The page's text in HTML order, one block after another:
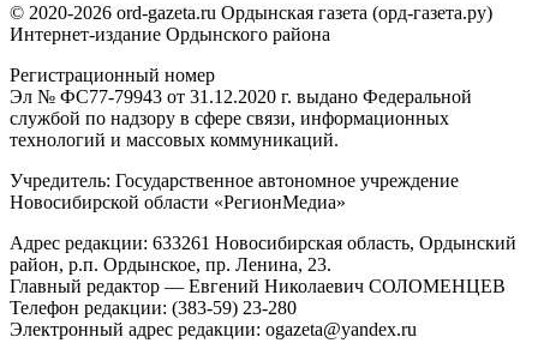
© 2020-2026 ord-gazeta.ru Ордынская газета (орд-газета.ру)
Интернет-издание Ордынского района
Регистрационный номер
Эл № ФС77-79943 от 31.12.2020 г. выдано Федеральной
службой по надзору в сфере связи, информационных
технологий и массовых коммуникаций.
Учредитель: Государственное автономное учреждение
Новосибирской области «РегионМедиа»
Адрес редакции: 633261 Новосибирская область, Ордынский
район, р.п. Ордынское, пр. Ленина, 23.
Главный редактор — Евгений Николаевич СОЛОМЕНЦЕВ
Телефон редакции: (383-59) 23-280
Электронный адрес редакции: ogazeta@yandex.ru